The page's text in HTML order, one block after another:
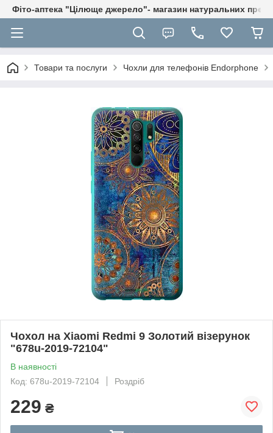
Фіто-аптека "Цілюще джерело"- магазин натуральних
Товари та послуги Чохли для телефонів Endorphone
Чохол на Xiaomi Redmi 9 Золотий візерунок
"678u-2019-72104"
В наявності
Код: 678u-2019-72104
Роздріб
229 ₴